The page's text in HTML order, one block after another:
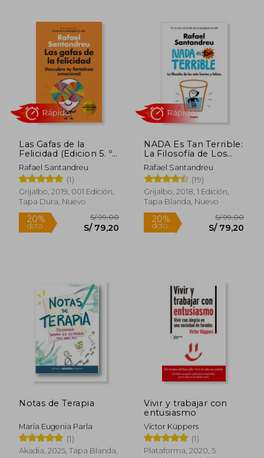
dcto. dcto. S/
50%
dcto.
55%
dcto.
Las Gafas de la
Felicidad (Edicion 5. º
Aniversario)
Rafael Santandreu
(1)
Grijalbo, 2019, 001 Edición,
Tapa Dura, Nuevo
NADA Es Tan Terrible:
La Filosofía de Los
Más Fuertes Y Felices
/ It's Not So Terrible
Rafael Santandreu
(19)
Grijalbo, 2018, 1 Edición,
Tapa Blanda, Nuevo
Notas de Terapia
María Eugenia Parla
(1)
Akadia, 2025, Tapa Blanda,
Vivir y trabajar con
entusiasmo
Víctor Küppers
(1)
Plataforma, 2020, 5